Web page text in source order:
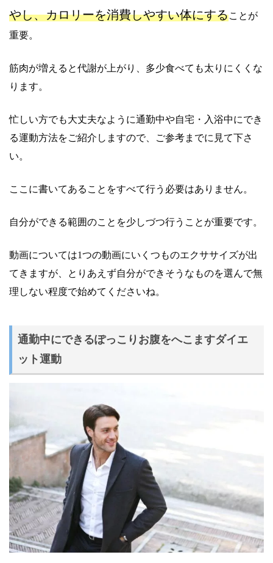
やし、カロリーを消費しやすい体にすることが
重要。
筋肉が増えると代謝が上がり、多少食べても太りにくくな
ります。
忙しい方でも大丈夫なように通勤中や自宅・入浴中にでき
る運動方法をご紹介しますので、ご参考までに見て下さ
い。
ここに書いてあることをすべて行う必要はありません。
自分ができる範囲のことを少しづつ行うことが重要です。
動画については1つの動画にいくつものエクササイズが出
てきますが、とりあえず自分ができそうなものを選んで無
理しない程度で始めてくださいね。
通勤中にできるぽっこりお腹をへこますダイエ
ット運動